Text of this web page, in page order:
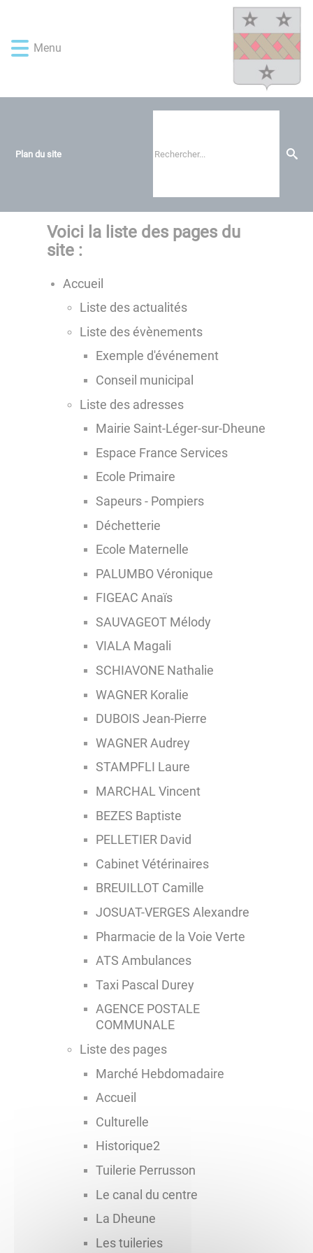
rapide
au
rapide
au
rapide
rapide
au
Menu
Plan du site
Voici la liste des pages du
site :
Accueil
Liste des actualités
Liste des évènements
Exemple d'événement
Conseil municipal
Liste des adresses
Mairie Saint-Léger-sur-Dheune
Espace France Services
Ecole Primaire
Sapeurs - Pompiers
Déchetterie
Ecole Maternelle
PALUMBO Véronique
FIGEAC Anaïs
SAUVAGEOT Mélody
VIALA Magali
SCHIAVONE Nathalie
WAGNER Koralie
DUBOIS Jean-Pierre
WAGNER Audrey
STAMPFLI Laure
MARCHAL Vincent
BEZES Baptiste
PELLETIER David
Cabinet Vétérinaires
BREUILLOT Camille
JOSUAT-VERGES Alexandre
Pharmacie de la Voie Verte
ATS Ambulances
Taxi Pascal Durey
AGENCE POSTALE
COMMUNALE
Liste des pages
Marché Hebdomadaire
Accueil
Culturelle
Historique2
Tuilerie Perrusson
Le canal du centre
La Dheune
Les tuileries